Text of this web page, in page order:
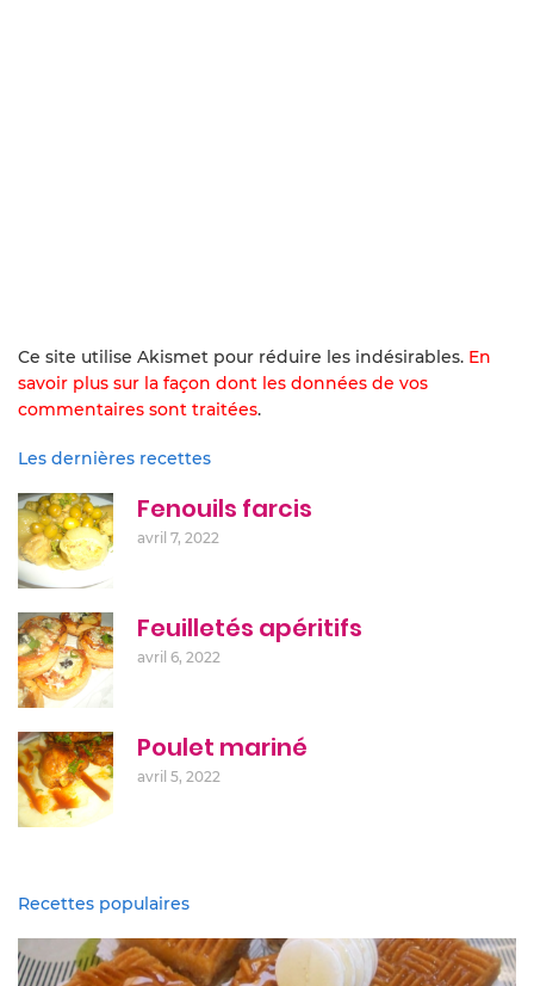
Ce site utilise Akismet pour réduire les indésirables. En
savoir plus sur la façon dont les données de vos
commentaires sont traitées.
Les dernières recettes
Fenouils farcis
avril 7, 2022
Feuilletés apéritifs
avril 6, 2022
Poulet mariné
avril 5, 2022
Recettes populaires